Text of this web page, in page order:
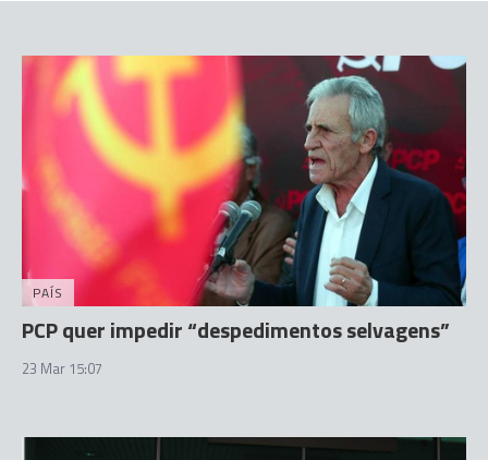
PAÍS
PCP quer impedir “despedimentos selvagens”
23 Mar 15:07